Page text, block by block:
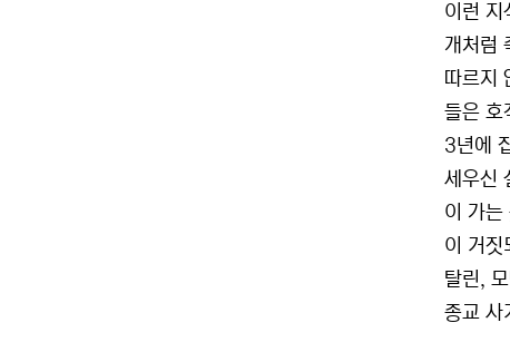
이런 지
개처럼
따르지
들은 호
3년에
세우신
이 가는
이 거짓
탈린,
종교 사